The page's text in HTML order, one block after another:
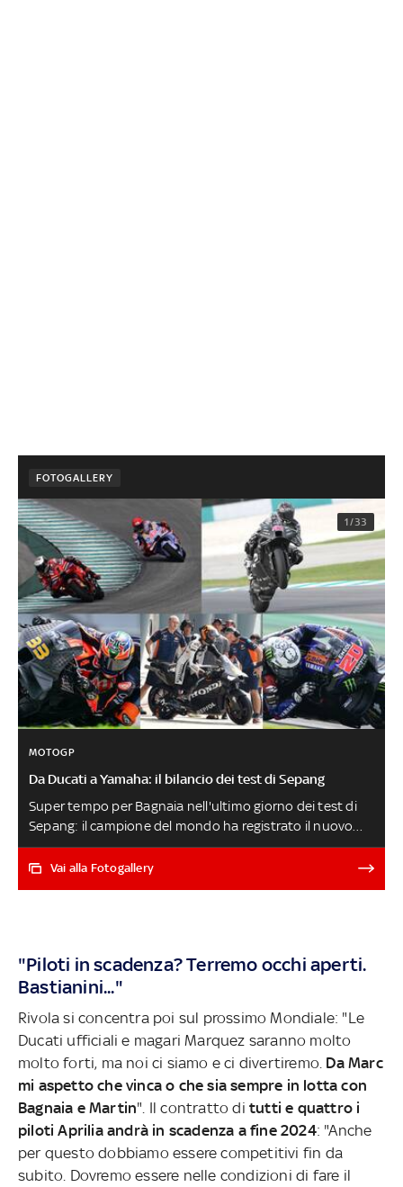
FOTOGALLERY
1/33
MOTOGP
Da Ducati a Yamaha: il bilancio dei test di Sepang
Super tempo per Bagnaia nell'ultimo giorno dei test di
Sepang: il campione del mondo ha registrato il nuovo
record della pista girando in 1:56.682. Ducati torna a
casa con un sorriso pieno, Aprilia stupisce con
provato in Malesia. Prossimi test il 19-20 febbraio in
Qatar I TEMPI DEL DAY 3
Vai alla Fotogallery
"Piloti in scadenza? Terremo occhi aperti.
Bastianini..."
Rivola si concentra poi sul prossimo Mondiale: "Le
Ducati ufficiali e magari Marquez saranno molto
molto forti, ma noi ci siamo e ci divertiremo. Da Marc
mi aspetto che vinca o che sia sempre in lotta con
Bagnaia e Martin". Il contratto ditutti e quattro i
piloti Aprilia andrà in scadenza a fine 2024: "Anche
per questo dobbiamo essere competitivi fin da
subito. Dovremo essere nelle condizioni di fare il